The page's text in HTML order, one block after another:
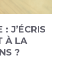
J’ÉCRIS
À LA
?